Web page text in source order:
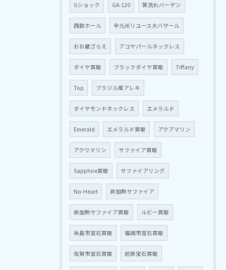
Gショック GA-120 質流れバーゲン
西鉄ホール 全九州リユース大バザール
おお蔵ざらえ アコヤパールネックレス
ダイヤ買取 ブラックダイヤ買取 Tiffany
Top ブラジル産アレキ
ダイヤモンドネックレス エメラルド
Emerald エメラルド買取 アクアマリン
アクワマリン サファイア買取
Sapphire買取 サファイアリング
No-Heart 非加熱サファイア
非加熱サファイア買取 ルビー買取
糸島市宝石買取 福岡市宝石買取
佐賀市宝石買取 前原宝石買取